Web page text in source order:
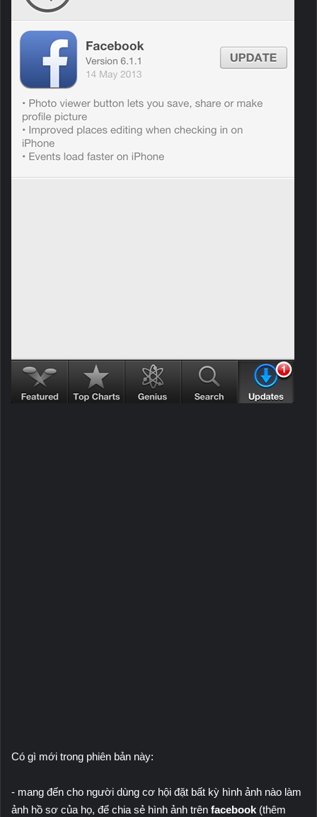
Có gì mới trong phiên bản này:
- mang đến cho người dùng cơ hội đặt bất kỳ hình ảnh nào làm
ảnh hồ sơ của họ, để chia sẻ hình ảnh trên facebook (thêm